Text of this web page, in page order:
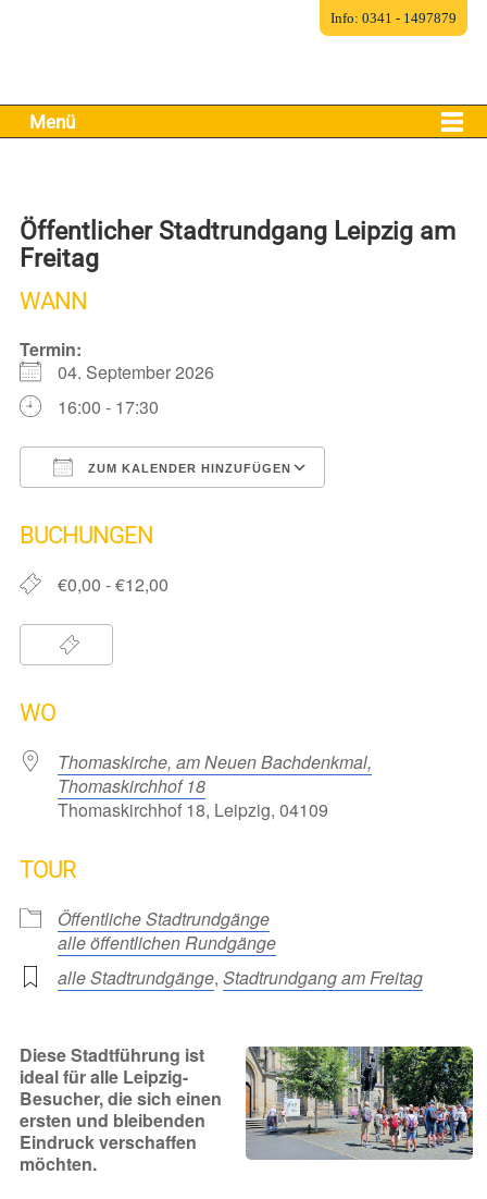
Menü
Öffentlicher Stadtrundgang Leipzig am
Freitag
WANN
Termin:
04. September 2026
16:00 - 17:30
ZUM KALENDER HINZUFÜGEN
BUCHUNGEN
€0,00 - €12,00
WO
Thomaskirche, am Neuen Bachdenkmal,
Thomaskirchhof 18
Thomaskirchhof 18, Leipzig, 04109
TOUR
Öffentliche Stadtrundgänge
alle öffentlichen Rundgänge
alle Stadtrundgänge, Stadtrundgang am Freitag
Diese Stadtführung ist
ideal für alle Leipzig-
Besucher, die sich einen
ersten und bleibenden
Eindruck verschaffen
möchten.
Info: 0341 - 1497879